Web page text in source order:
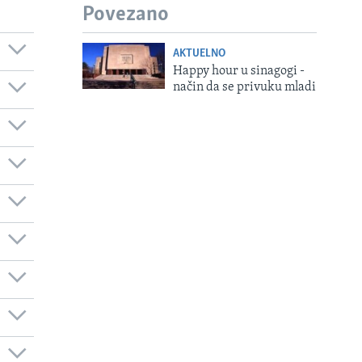
Povezano
AKTUELNO
Happy hour u sinagogi -
način da se privuku mladi